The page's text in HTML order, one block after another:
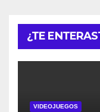
¿TE
VIDEOJUEGOS